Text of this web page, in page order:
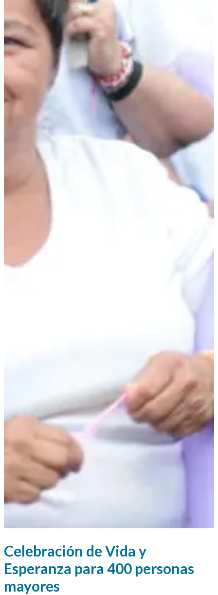
Celebración de Vida y
Esperanza para 400 personas
mayores